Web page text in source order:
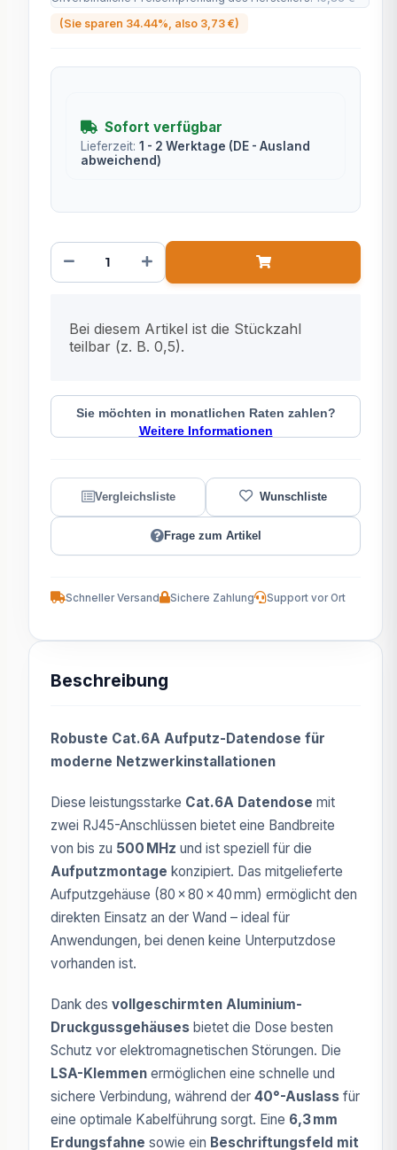
(Sie sparen 34.44% , also 3,73 €)
Sofort verfügbar
Lieferzeit: 1 - 2 Werktage (DE - Ausland
abweichend)
Bei diesem Artikel ist die Stückzahl
teilbar (z. B. 0,5).
Sie möchten in monatlichen Raten zahlen?
Weitere Informationen
Frage zum Artikel
Schneller Versand Sichere Zahlung Support vor Ort
Beschreibung
Robuste Cat.6A Aufputz-Datendose für
moderne Netzwerkinstallationen
Diese leistungsstarke Cat.6A Datendose mit
zwei RJ45-Anschlüssen bietet eine Bandbreite
von bis zu 500 MHz und ist speziell für die
Aufputzmontage konzipiert. Das mitgelieferte
Aufputzgehäuse (80 x 80 x 40 mm) ermöglicht den
direkten Einsatz an der Wand – ideal für
Anwendungen, bei denen keine Unterputzdose
vorhanden ist.
Dank des vollgeschirmten Aluminium-
Druckgussgehäuses bietet die Dose besten
Schutz vor elektromagnetischen Störungen. Die
LSA-Klemmen ermöglichen eine schnelle und
sichere Verbindung, während der 40°-Auslass für
eine optimale Kabelführung sorgt. Eine 6,3 mm
Erdungsfahne sowie ein Beschriftungsfeld mit